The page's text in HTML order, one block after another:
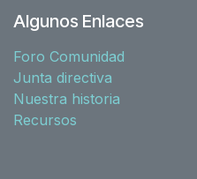
Algunos Enlaces
Foro Comunidad
Junta directiva
Nuestra historia
Recursos